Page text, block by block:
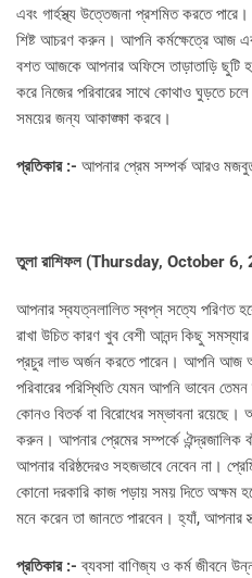
এবং গার্হস্থ্য উত্তেজনা প্রশমিত করতে
শিষ্ট আচরণ করুন। আপনি কর্মক্ষেত্রে আজ
বশত আজকে আপনার অফিসে তাড়াতাড়ি ছুটি
করে নিজের পরিবারের সাথে কোথাও ঘুড়তে
সময়ের জন্য আকাঙ্ক্ষা করবে।
প্রতিকার :- আপনার প্রেম সম্পর্ক আরও
তুলা রাশিফল (Thursday, October 6,
আপনার স্বযত্নলালিত স্বপ্ন সত্যে পরিণত
রাখা উচিত কারণ খুব বেশী আনন্দ কিছু
প্রচুর লাভ অর্জন করতে পারেন। আপনি আজ
পরিবারের পরিস্থিতি যেমন আপনি ভাবেন
কোনও বিতর্ক বা বিরোধের সম্ভাবনা রয়েছে।
করুন। আপনার প্রেমের সম্পর্কে
আপনার বরিষ্ঠদেরও সহজভাবে নেবেন না।
কোনো দরকারি কাজ পড়ায় সময় দিতে অক্ষম
মনে করেন তা জানতে পারবেন। হ্যাঁ, আপনার
প্রতিকার :- ব্যবসা বাণিজ্য ও কর্ম জীবনে